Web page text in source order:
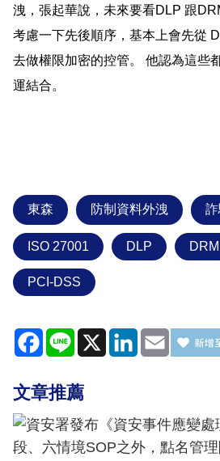
洩，張起華說，未來要看DLP 跟
考慮一下先後順序，基本上會先從
去做權限加密的控管。
他認為這些
運結合。
東森 防制資料外洩
ISO 27001 DLP DRM
PCI-DSS
Facebook
Line X LinkedIn
Email
文章推薦